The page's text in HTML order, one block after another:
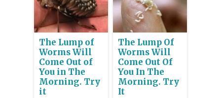
The Lump of
Worms Will
Come Out of
You in The
Morning. Try
it
The Lump Of
Worms Will
Come Out Of
You In The
Morning. Try
It